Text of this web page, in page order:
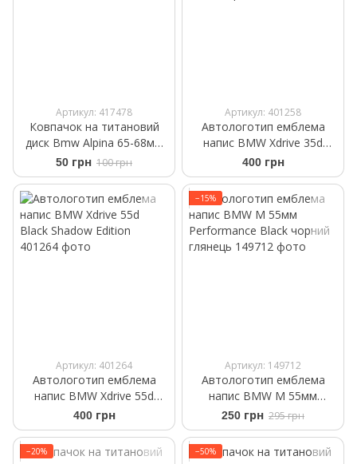
Артикул: 417478
Ковпачок на титановий
диск Bmw Alpina 65-68мм
36136783536
50 грн 100 грн
Артикул: 401258
Автологотип емблема
напис BMW Xdrive 35d
Black Shadow Edition
400 грн
Артикул: 401264
Автологотип емблема
напис BMW Xdrive 55d
Black Shadow Edition
400 грн
−15%
Артикул: 149712
Автологотип емблема
напис BMW M 55мм
Performance Black чорний
глянець
250 грн 295 грн
−20% −50%